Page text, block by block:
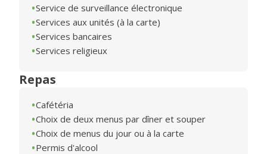
Service de surveillance électronique
Services aux unités (à la carte)
Services bancaires
Services religieux
Repas
Cafétéria
Choix de deux menus par dîner et souper
Choix de menus du jour ou à la carte
Permis d'alcool